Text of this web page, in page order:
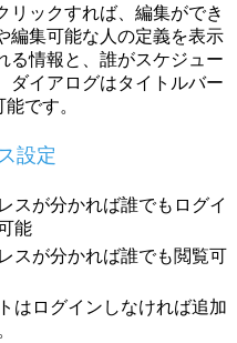
リックすれば、編集ができ
編集可能な人の定義を表示
る情報と、誰がスケジュー
ダイアログはタイトルバー
です。
設定
スが分かれば誰でもログイ
能
スが分かれば誰でも閲覧可
はログインしなければ追加